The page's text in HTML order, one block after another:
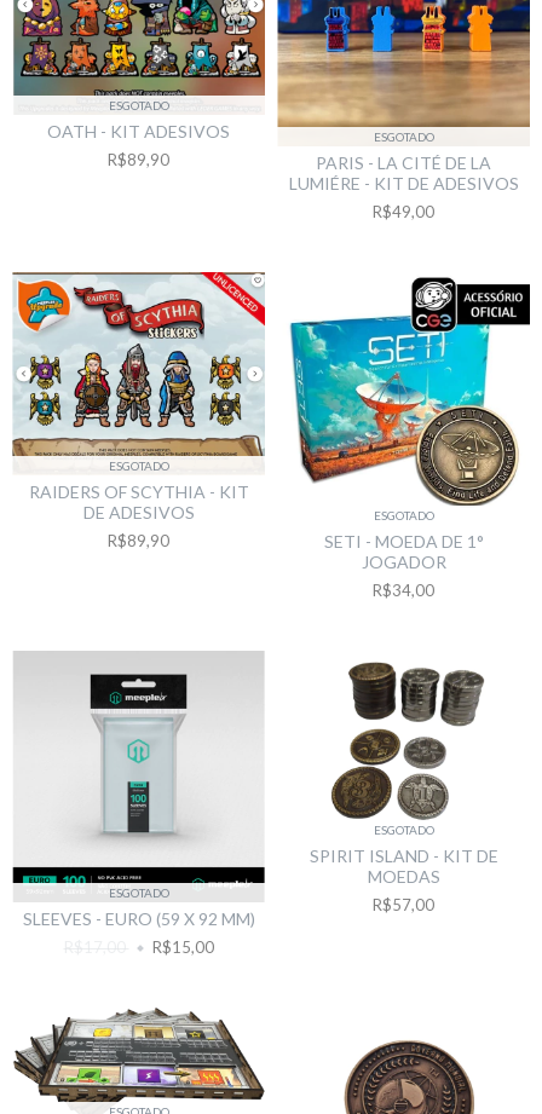
ESGOTADO
OATH - KIT ADESIVOS
R$89,90
ESGOTADO
PARIS - LA CITÉ DE LA
LUMIÉRE - KIT DE ADESIVOS
R$49,00
ESGOTADO
RAIDERS OF SCYTHIA - KIT
DE ADESIVOS
R$89,90
ESGOTADO
SETI - MOEDA DE 1°
JOGADOR
R$34,00
ESGOTADO
SLEEVES - EURO (59 X 92 MM)
R$17,00 R$15,00
ESGOTADO
SPIRIT ISLAND - KIT DE
MOEDAS
R$57,00
ESGOTADO